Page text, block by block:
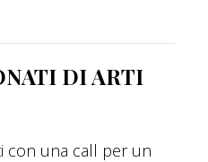
DI ARTI
con una call per un